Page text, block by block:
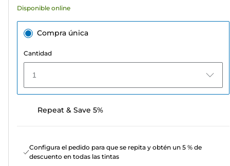
Disponible online
Compra única
Cantidad
1
Repeat & Save 5%
Configura el pedido para que se repita y obtén un 5 % de
descuento en todas las tintas